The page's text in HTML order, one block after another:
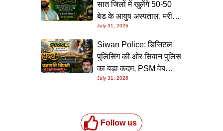
सात जिलों में खुलेंगे 50-50
बेड के आयुष अस्पताल, मरीजों
को मुफ्त मिलेगी इलाज और
दवाइयों की सुविधा
July 31, 2026
Siwan Police: डिजिटल
पुलिसिंग की ओर सिवान पुलिस
का बड़ा कदम, PSM वेब
पोर्टल के संचालन का दिया
July 31, 2026
Follow us